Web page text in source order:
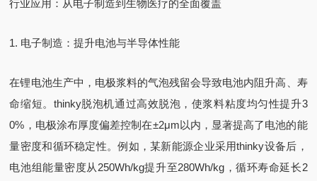
行业应用：从电子制造到生物医疗的全面覆盖
1. 电子制造：提升电池与半导体性能
在锂电池生产中，电极浆料的气泡残留会导致电池内阻升高、寿
命缩短。thinky脱泡机通过高效脱泡，使浆料粘度均匀性提升3
0%，电极涂布厚度偏差控制在±2μm以内，显著提高了电池的能
量密度和循环稳定性。例如，某新能源企业采用thinky设备后，
电池组能量密度从250Wh/kg提升至280Wh/kg，循环寿命延长2